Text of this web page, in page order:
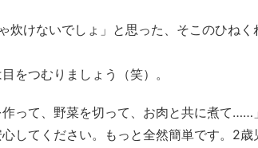
炊けないでしょ」と思った、そこのひねく
をつむりましょう（笑）。
って、野菜を切って、お肉と共に煮て……
してください。もっと全然簡単です。2歳